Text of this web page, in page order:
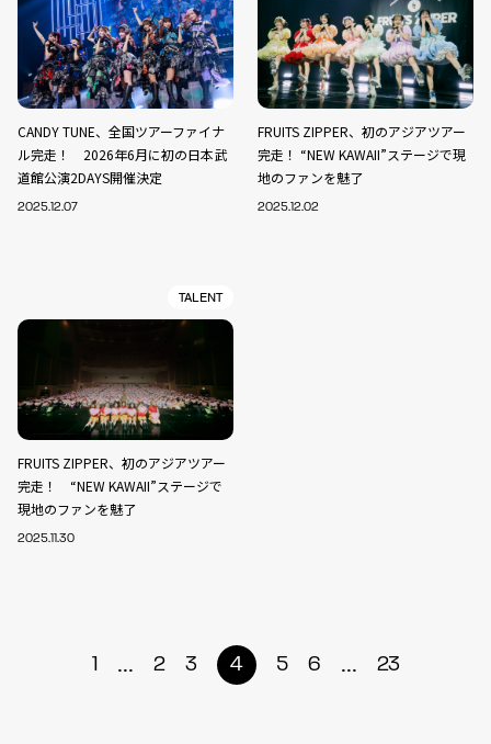
CANDY TUNE、全国ツアーファイナ
ル完走！ 2026年6月に初の日本武
道館公演2DAYS開催決定
2025.12.07
FRUITS ZIPPER、初のアジアツアー
完走！ “NEW KAWAII”ステージで現
地のファンを魅了
2025.12.02
TALENT
FRUITS ZIPPER、初のアジアツアー
完走！ “NEW KAWAII”ステージで
現地のファンを魅了
2025.11.30
1 ... 2 3 4 5 6 ... 23